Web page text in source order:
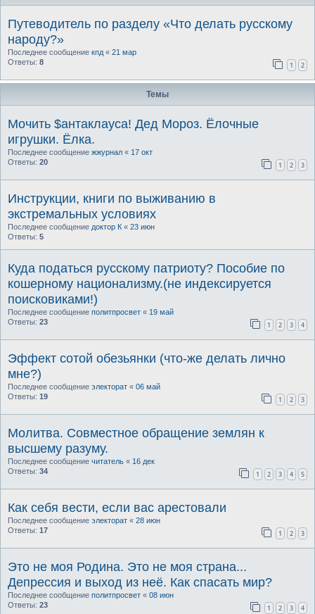
Путеводитель по разделу «Что делать русскому
народу?»
Последнее сообщение кпд « 21 мар
Ответы: 8 1 2
Темы
Мочить $антаклауса! Дед Мороз. Ёлочные
игрушки. Ёлка.
Последнее сообщение жжурнал « 17 окт
Ответы: 20 1 2 3
Инструкции, книги по выживанию в
экстремальных условиях
Последнее сообщение доктор К « 23 июн
Ответы: 5
Куда податься русскому патриоту? Пособие по
кошерному национализму.(не индексируется
поисковиками!)
Последнее сообщение политпросвет « 19 май
Ответы: 23 1 2 3 4
Эффект сотой обезьянки (что-же делать лично
мне?)
Последнее сообщение электорат « 06 май
Ответы: 19 1 2 3
Молитва. Совместное обращение землян к
высшему разуму.
Последнее сообщение читатель « 16 дек
Ответы: 34 1 2 3 4 5
Как себя вести, если вас арестовали
Последнее сообщение электорат « 28 июн
Ответы: 17 1 2 3
Это не моя Родина. Это не моя страна...
Депрессия и выход из неё. Как спасать мир?
Последнее сообщение политпросвет « 08 июн
Ответы: 23 1 2 3 4